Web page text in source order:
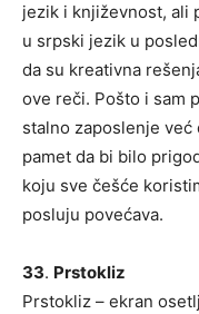
jezik i književnost, ali
u srpski jezik u
da su kreativna
ove reči. Pošto i sam
stalno zaposlenje već
pamet da bi bilo
koju sve češće
posluju povećava.
33. Prstokliz
Prstokliz – ekran